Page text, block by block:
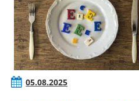
05.08.2025